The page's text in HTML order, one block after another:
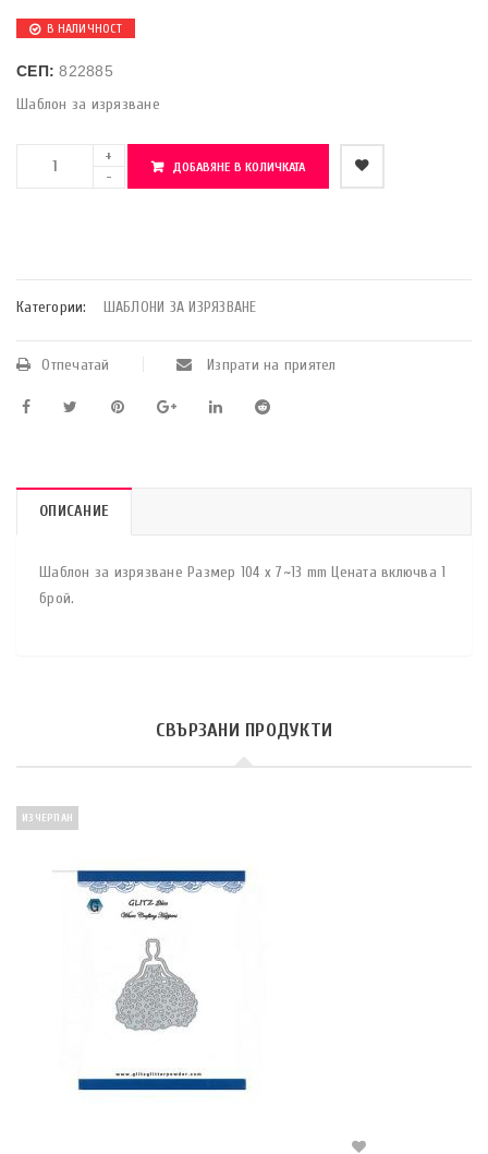
В НАЛИЧНОСТ
СЕП:822885
Шаблон за изрязване
ДОБАВЯНЕ В КОЛИЧКАТА
Категории: ШАБЛОНИ ЗА ИЗРЯЗВАНЕ
Отпечатай Изпрати на приятел
ОПИСАНИЕ
Шаблон за изрязване Размер 104 x 7~13 mm Цената включва 1
брой.
СВЪРЗАНИ ПРОДУКТИ
ИЗЧЕРПАН